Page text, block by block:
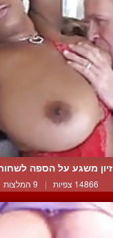
זיון משגע על הספה
14866 צפיות | 9 המלצות